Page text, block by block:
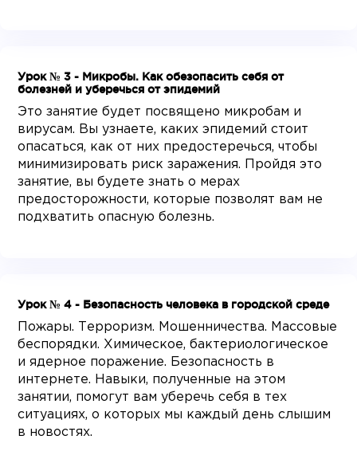
Урок № 3 - Микробы. Как обезопасить себя от
болезней и уберечься от эпидемий
Это занятие будет посвящено микробам и
вирусам. Вы узнаете, каких эпидемий стоит
опасаться, как от них предостеречься, чтобы
минимизировать риск заражения. Пройдя это
занятие, вы будете знать о мерах
предосторожности, которые позволят вам не
подхватить опасную болезнь.
Урок № 4 - Безопасность человека в городской среде
Пожары. Терроризм. Мошенничества. Массовые
беспорядки. Химическое, бактериологическое
и ядерное поражение. Безопасность в
интернете. Навыки, полученные на этом
занятии, помогут вам уберечь себя в тех
ситуациях, о которых мы каждый день слышим
в новостях.